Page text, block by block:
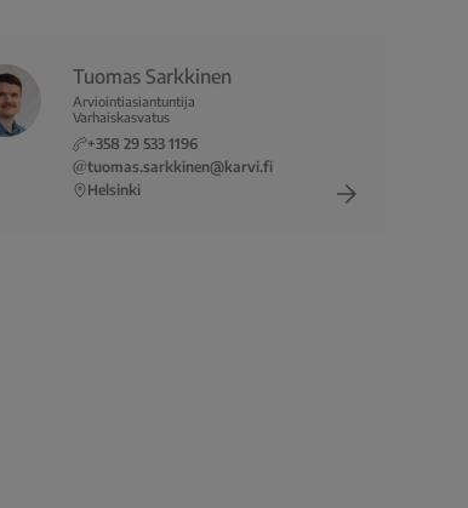
Tuomas Sarkkinen
Arviointiasiantuntija
Varhaiskasvatus
+358 29 533 1196
tuomas.sarkkinen@karvi.fi
Helsinki